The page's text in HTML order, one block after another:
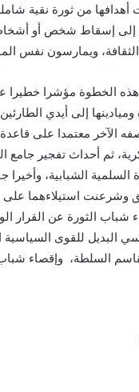
أهدافها من ثورة نقية
إسقاط شخص أو
ويمارسون نفس
الخطوة مؤشرا خطيرا
وميادينها إلى أيدي
الآخر معتمدا على
ثم أحداث تفجير جامع
السلمية الشبابية،
وشرعنت استيلاءهما على
شباب الثورة عن القرار
البديل للقوى السياسية
السلطة، وإقصاء